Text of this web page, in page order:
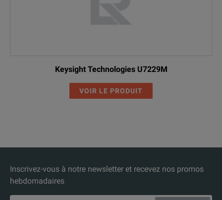
Keysight Technologies U7229M
VOIR LE PRODUIT
Inscrivez-vous à notre newsletter et recevez nos promos
hebdomadaires